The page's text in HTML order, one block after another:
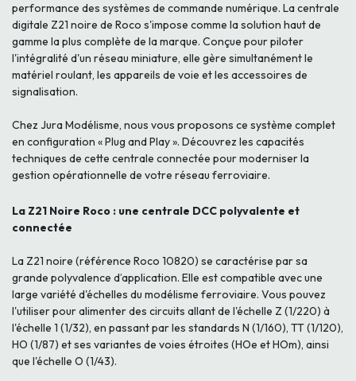
performance des systèmes de commande numérique. La centrale
digitale Z21 noire de Roco s'impose comme la solution haut de
gamme la plus complète de la marque. Conçue pour piloter
l'intégralité d'un réseau miniature, elle gère simultanément le
matériel roulant, les appareils de voie et les accessoires de
signalisation.
Chez Jura Modélisme, nous vous proposons ce système complet
en configuration « Plug and Play ». Découvrez les capacités
techniques de cette centrale connectée pour moderniser la
gestion opérationnelle de votre réseau ferroviaire.
La Z21 Noire Roco : une centrale DCC polyvalente et
connectée
La Z21 noire (référence Roco 10820) se caractérise par sa
grande polyvalence d’application. Elle est compatible avec une
large variété d'échelles du modélisme ferroviaire. Vous pouvez
l'utiliser pour alimenter des circuits allant de l'échelle Z (1/220) à
l'échelle 1 (1/32), en passant par les standards N (1/160), TT (1/120),
HO (1/87) et ses variantes de voies étroites (HOe et HOm), ainsi
que l'échelle O (1/43).